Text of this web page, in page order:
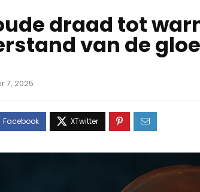
draad tot
van de
7, 2025